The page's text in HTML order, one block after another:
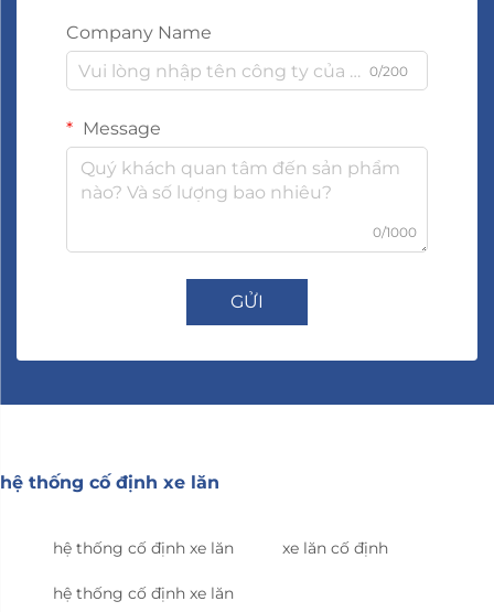
Company Name
0/200
Message
0/1000
GỬI
hệ thống cố định xe lăn
hệ thống cố định xe lăn xe lăn cố định
hệ thống cố định xe lăn